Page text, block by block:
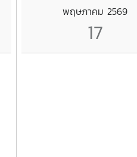
พฤษภาคม 2569
17